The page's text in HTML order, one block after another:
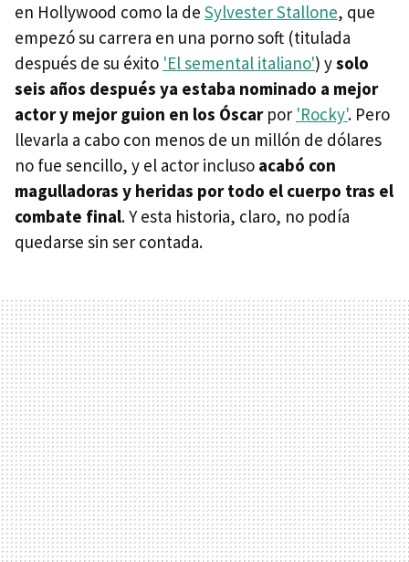
en Hollywood como la de Sylvester Stallone, que
empezó su carrera en una porno soft (titulada
después de su éxito 'El semental italiano') ysolo
seis años después ya estaba nominado a mejor
actor y mejor guion en los Óscar por 'Rocky'. Pero
llevarla a cabo con menos de un millón de dólares
no fue sencillo, y el actor incluso acabó con
magulladoras y heridas por todo el cuerpo tras el
combate final. Y esta historia, claro, no podía
quedarse sin ser contada.